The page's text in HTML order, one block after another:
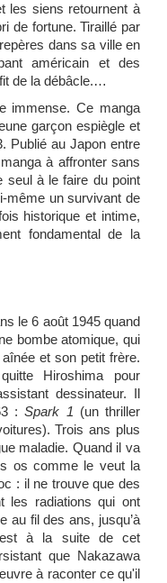
les siens retournent à
de fortune. Tiraillé par
dans sa ville en
américain et des
de la débâcle.…
immense. Ce manga
garçon espiègle et
Publié au Japon entre
à affronter sans
seul à le faire du point
même un survivant de
historique et intime,
fondamental de la
le 6 août 1945 quand
bombe atomique, qui
et son petit frère.
Hiroshima pour
dessinateur. Il
:Spark 1 (un thriller
Trois ans plus
maladie. Quand il va
os comme le veut la
: il ne trouve que des
les radiations qui ont
au fil des ans, jusqu’à
à la suite de cet
que ­Nakazawa
à raconter ce qu'il